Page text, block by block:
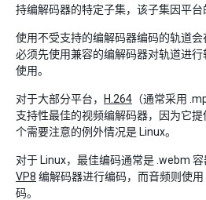
持编解码器的特定子集，该子集因平台
使用不受支持的编解码器编码的轨道会
必须先使用兼容的编解码器对轨道进
使用。
对于大部分平台， H.264 （通常采用
支持性最佳的视频编解码器，因为它
个需要注意的例外情况是 Linux。
对于 Linux，最佳编码通常是 .webm
VP8 编解码器进行编码，而音频则使用
码。